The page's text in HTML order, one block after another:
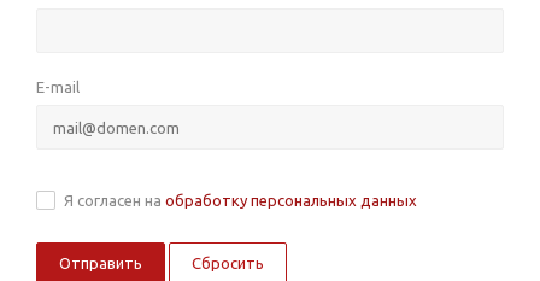
E-mail
Я согласен на обработку персональных данных
Сбросить